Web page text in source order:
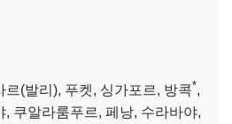
르(발리), 푸켓, 싱가포르, 방콕*,
, 쿠알라룸푸르, 페낭, 수라바야,